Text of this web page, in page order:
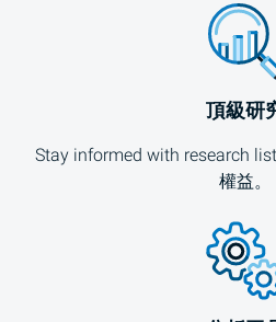
頂級研
Stay informed with research
權益。